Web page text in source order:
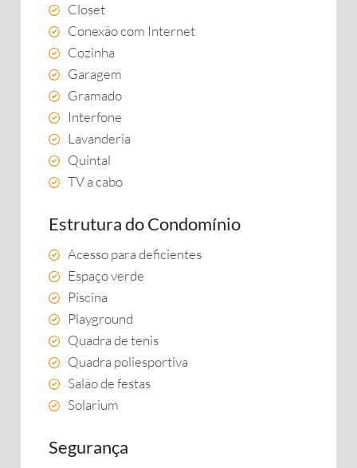
Closet
Conexão com Internet
Cozinha
Garagem
Gramado
Interfone
Lavanderia
Quintal
TV a cabo
Estrutura do Condomínio
Acesso para deficientes
Espaço verde
Piscina
Playground
Quadra de tenis
Quadra poliesportiva
Salão de festas
Solarium
Segurança